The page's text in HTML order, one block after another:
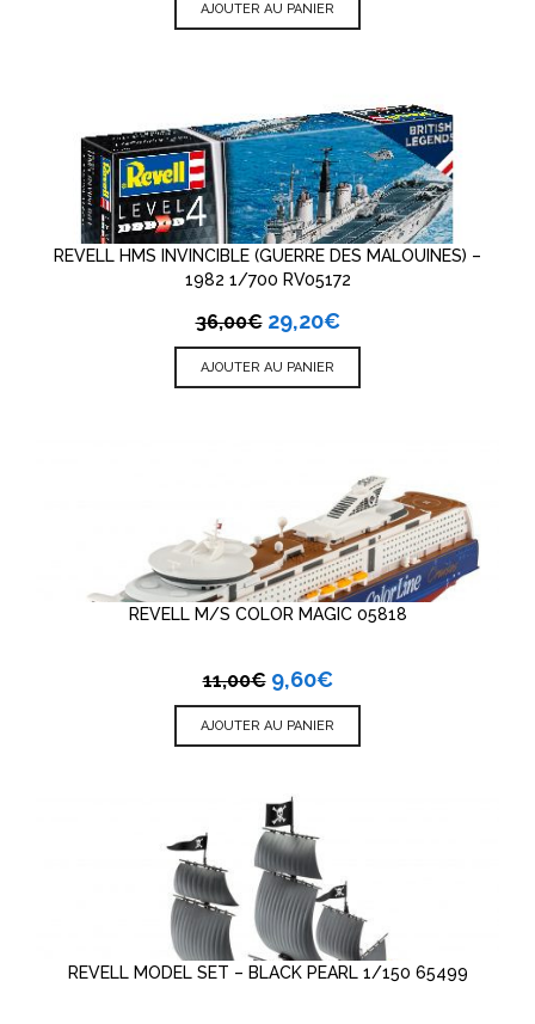
AJOUTER AU PANIER
REVELL HMS INVINCIBLE (GUERRE DES MALOUINES) –
1982 1/700 RV05172
36,00€ 29,20€
AJOUTER AU PANIER
REVELL M/S COLOR MAGIC 05818
11,00€ 9,60€
AJOUTER AU PANIER
REVELL MODEL SET – BLACK PEARL 1/150 65499